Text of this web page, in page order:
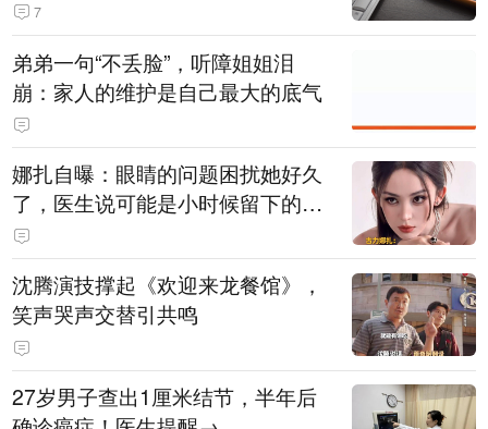
7
弟弟一句“不丢脸”，听障姐姐泪
崩：家人的维护是自己最大的底气
娜扎自曝：眼睛的问题困扰她好久
了，医生说可能是小时候留下的病
根
沈腾演技撑起《欢迎来龙餐馆》，
笑声哭声交替引共鸣
27岁男子查出1厘米结节，半年后